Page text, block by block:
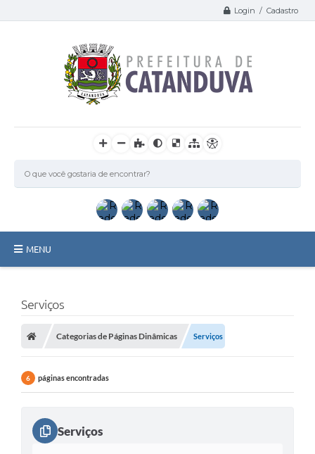
Login / Cadastro
MENU
Secretarias
Licitações / PCA
Transparência
Legislação
Serviços
Categorias de Páginas Dinâmicas Serviços
6 páginas encontradas
Serviços